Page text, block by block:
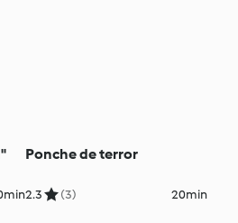
Ponche de terror
2.3 (3) 20min